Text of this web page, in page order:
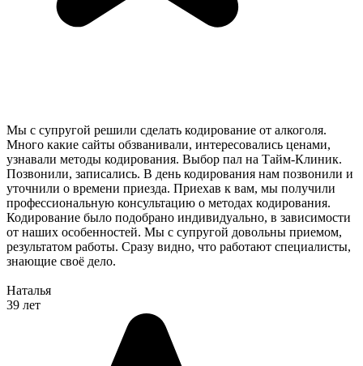
Мы с супругой решили сделать кодирование от алкоголя.
Много какие сайты обзванивали, интересовались ценами,
узнавали методы кодирования. Выбор пал на Тайм-Клиник.
Позвонили, записались. В день кодирования нам позвонили и
уточнили о времени приезда. Приехав к вам, мы получили
профессиональную консультацию о методах кодирования.
Кодирование было подобрано индивидуально, в зависимости
от наших особенностей. Мы с супругой довольны приемом,
результатом работы. Сразу видно, что работают специалисты,
знающие своё дело.
Наталья
39 лет